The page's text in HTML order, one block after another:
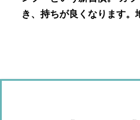
き、持ちが良くなります。